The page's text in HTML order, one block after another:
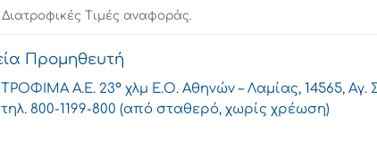
Διατροφικές Τιμές αναφοράς.
Προμηθευτή
Α.Ε. 23° χλμ Ε.Ο. Αθηνών – Λαμίας, 14565, Αγ.
800-1199-800 (από σταθερό, χωρίς χρέωση)